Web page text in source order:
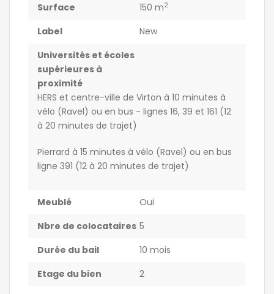
Surface 150 m2
Label
New
Universités et écoles
supérieures à
proximité
HERS et centre-ville de Virton à 10 minutes à
vélo (Ravel) ou en bus - lignes 16, 39 et 161 (12
à 20 minutes de trajet)
Pierrard à 15 minutes à vélo (Ravel) ou en bus
ligne 391 (12 à 20 minutes de trajet)
Meublé
Oui
Nbre de colocataires 5
Durée du bail
10 mois
Etage du bien
2